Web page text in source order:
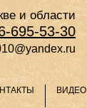
и области
695-53-30
ВИДЕО